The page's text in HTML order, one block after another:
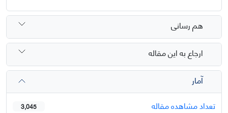
هم رسانی
ارجاع به این مقاله
آمار
تعداد مشاهده مقاله
3,045